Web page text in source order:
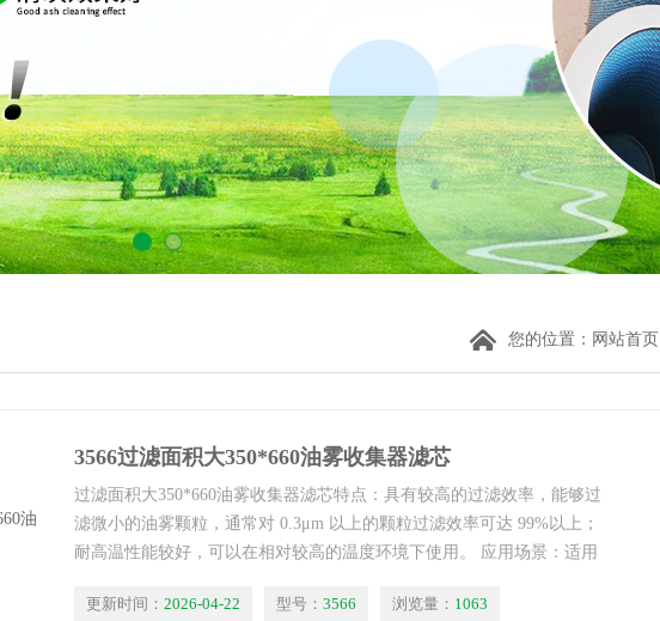
您的位置： 网站首页
3566过滤面积大350*660油雾收集器滤芯
过滤面积大350*660油雾收集器滤芯特点：具有较高的过滤效率，能够过
滤微小的油雾颗粒，通常对 0.3μm 以上的颗粒过滤效率可达 99%以上；
耐高温性能较好，可以在相对较高的温度环境下使用。 应用场景：适用
片制造等。
更新时间： 2026-04-22 型号： 3566 浏览量： 1063